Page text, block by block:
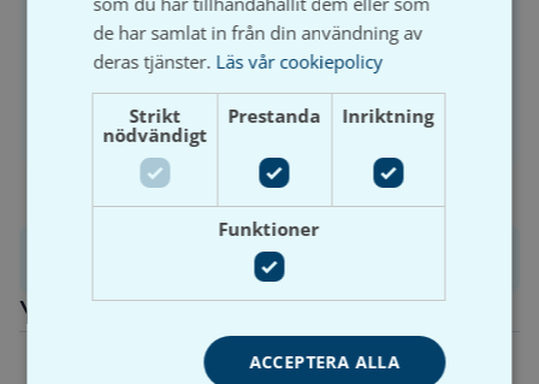
kundkonto.
Logga in Bli kund
Ytterligare information
N/A
de har samlat in från din användning av
deras tjänster. Läs vår cookiepolicy
Strikt
nödvändigt
Prestanda Inriktning
Funktioner
ACCEPTERA ALLA